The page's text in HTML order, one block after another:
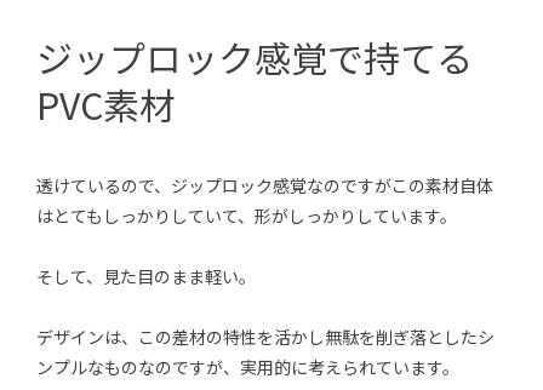
ジップロック感覚で持てる
PVC素材
透けているので、ジップロック感覚なのですがこの素材自体
はとてもしっかりしていて、形がしっかりしています。
そして、見た目のまま軽い。
デザインは、この差材の特性を活かし無駄を削ぎ落としたシ
ンプルなものなのですが、実用的に考えられています。